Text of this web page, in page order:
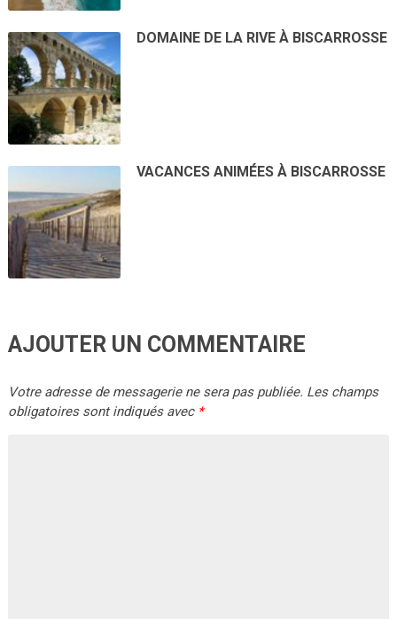
DOMAINE DE LA RIVE À BISCARROSSE
VACANCES ANIMÉES À BISCARROSSE
AJOUTER UN COMMENTAIRE
Votre adresse de messagerie ne sera pas publiée. Les champs
obligatoires sont indiqués avec *